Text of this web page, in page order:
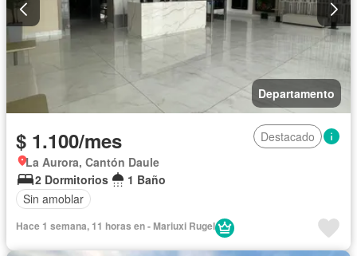
Departamento
$ 1.100/mes
Destacado
La Aurora, Cantón Daule
2 Dormitorios
1 Baño
Sin amoblar
Hace 1 semana, 11 horas en - Mariuxi Rugel